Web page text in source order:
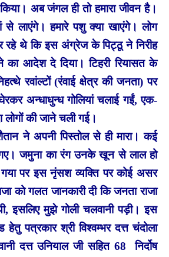
अब जंगल ही तो हमारा जीवन है।
लाएंगे। हमारे पशु क्या खाएंगे। लोग
रहे थे कि इस अंग्रेज के पिट्ठू ने निरीह
का आदेश दे दिया। टिहरी रियासत के
रवांल्टों (रंवाई क्षेत्र की जनता) पर
अन्धाधुन्ध गोलियां चलाई गईं, एक-
लोगों की जाने चली गई।
ने अपनी पिस्तोल से ही मारा। कई
जमुना का रंग उनके खून से लाल हो
पर इस नृंसश व्यक्ति पर कोई असर
को गलत जानकारी दी कि जनता राजा
इसलिए मुझे गोली चलवानी पड़ी। इस
हेतु पत्रकार श्री विश्वम्भर दत्त चंदोला
दत्त उनियाल जी सहित 68 निर्दोष